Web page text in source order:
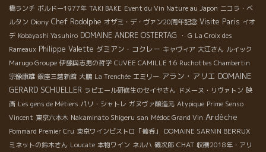
橋ランチ ボルドー1977年 TAKI BAKE Event du Vin Nature au Japon ニコラ・ベ
ルタン Diony Chef Rodolphe オザミ・デ・ヴァン20周年記念 Visite Paris イオ
デ Kobayashi Yasuhiro DOMAINE ANDRE OSTERTAG ・ G La Croix des
Rameaux Philippe Valette ダミアン・コクレー キャヴィア 大江さん ルイック
Marugo Groupe 伊藤與志男の哲学 CUVEE CAMILLE 16 Ruchottes Chambertin
宗像康雄 銀座三越新館 大鵬 La Trenchée エミリー アラン・アリエ DOMAINE
GERARD SCHUELLER ラピエール研修生のセイヤさん ドメーヌ・リヴァトン 映
画 Les gens de Métiers パリ・シャトレ ガヌヴァ醸造元 Atypique Prime Senso
Vincent 東京六本木 Nakaminato Shigeru san Médoc Grand Vin Ardèche
Pommard Premier Cru 東京ワインビストロ「葡呑」
DOMAINE SARNIN BERRUX
ミネットの鈴木さん Loucate 本物ワイン ネルハ 磯次郎 CHAT 収穫2018年・アリ